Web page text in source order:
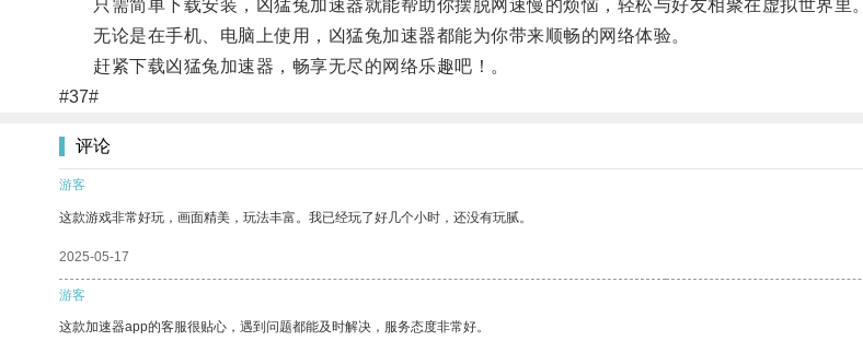
只需简单下载安装，凶猛兔加速器就能帮助你摆脱网速慢的烦恼，轻松与好友相聚在虚拟世界里。
无论是在手机、电脑上使用，凶猛兔加速器都能为你带来顺畅的网络体验。
赶紧下载凶猛兔加速器，畅享无尽的网络乐趣吧！。
#37#
评论
游客
这款游戏非常好玩，画面精美，玩法丰富。我已经玩了好几个小时，还没有玩腻。
2025-05-17
游客
这款加速器app的客服很贴心，遇到问题都能及时解决，服务态度非常好。